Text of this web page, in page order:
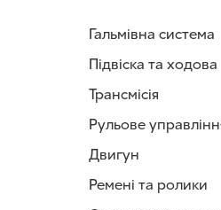
Гальмівна система
Підвіска та ходова
Трансмісія
Рульове
Двигун
Ремені та ролики